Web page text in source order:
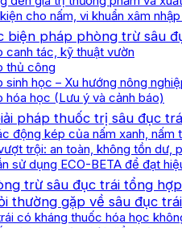
cho nấm, vi khuẩn xâm
biện pháp phòng trừ sâu
canh tác, kỹ thuật vườn
thủ công
sinh học – Xu hướng nông
hóa học (Lưu ý và cảnh báo)
pháp thuốc trị sâu đục
động kép của nấm xanh, nấm
trội: an toàn, không tồn dư,
sử dụng ECO-BETA để đạt
trừ sâu đục trái tổng
thường gặp về sâu đục
có kháng thuốc hóa học